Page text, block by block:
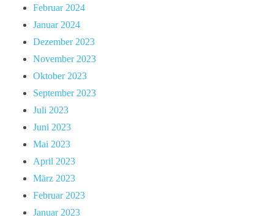
Februar 2024
Januar 2024
Dezember 2023
November 2023
Oktober 2023
September 2023
Juli 2023
Juni 2023
Mai 2023
April 2023
März 2023
Februar 2023
Januar 2023